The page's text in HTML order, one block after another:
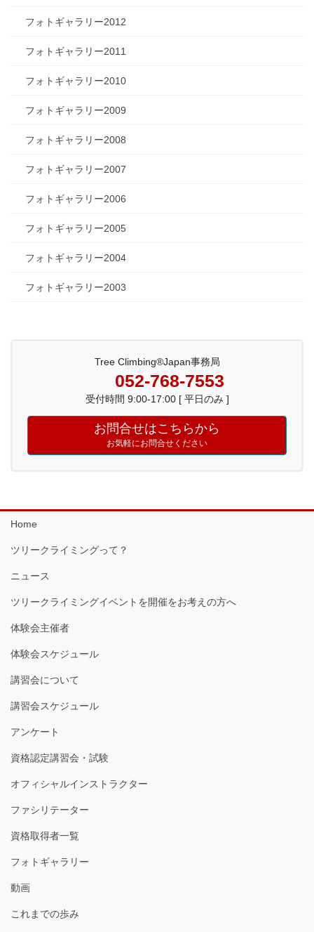
フォトギャラリー2012
フォトギャラリー2011
フォトギャラリー2010
フォトギャラリー2009
フォトギャラリー2008
フォトギャラリー2007
フォトギャラリー2006
フォトギャラリー2005
フォトギャラリー2004
フォトギャラリー2003
Tree Climbing®Japan事務局
052-768-7553
受付時間 9:00-17:00 [ 平日のみ ]
お問合せはこちらから
お気軽にお問合せください
Home
ツリークライミングって？
ニュース
ツリークライミングイベントを開催をお考えの方へ
体験会主催者
体験会スケジュール
講習会について
講習会スケジュール
アンケート
資格認定講習会・試験
オフィシャルインストラクター
ファシリテーター
資格取得者一覧
フォトギャラリー
動画
これまでの歩み